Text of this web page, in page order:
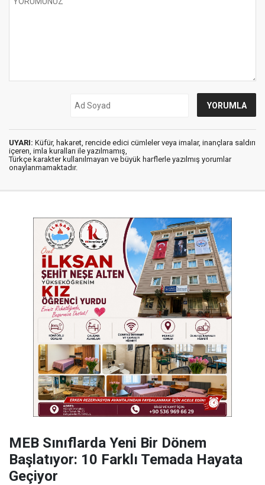
UYARI: Küfür, hakaret, rencide edici cümleler veya imalar, inançlara saldırı
içeren, imla kuralları ile yazılmamış,
Türkçe karakter kullanılmayan ve büyük harflerle yazılmış yorumlar
onaylanmamaktadır.
MEB Sınıflarda Yeni Bir Dönem
Başlatıyor: 10 Farklı Temada Hayata
Geçiyor